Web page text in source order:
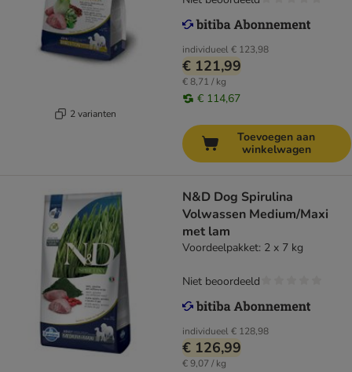
2 varianten
individueel€ 123,98
€ 121,99
€ 8,71 / kg
€ 114,67
Toevoegen aan
winkelwagen
N&D Dog Spirulina
Volwassen Medium/Maxi
met lam
Voordeelpakket: 2 x 7 kg
individueel€ 128,98
€ 126,99
€ 9,07 / kg
Niet beoordeeld